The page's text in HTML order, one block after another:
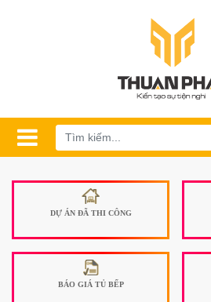
DỰ ÁN ĐÃ THI CÔNG
BÁO GIÁ TỦ BẾP